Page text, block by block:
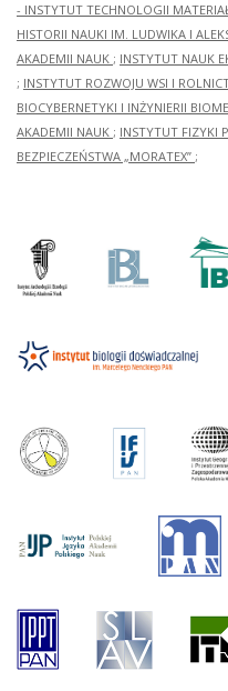
- INSTYTUT TECHNOLOGII
HISTORII NAUKI IM. LUDWIKA I
AKADEMII NAUK ; INSTYTUT NAUK
; INSTYTUT ROZWOJU WSI I
BIOCYBERNETYKI I INŻYNIERII
AKADEMII NAUK ; INSTYTUT FIZYKI
BEZPIECZEŃSTWA „MORATEX” ;